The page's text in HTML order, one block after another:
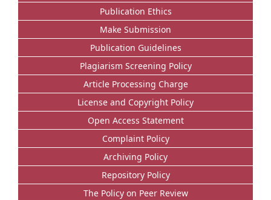
Publication Ethics
Make Submission
Publication Guidelines
Plagiarism Screening Policy
Article Processing Charge
License and Copyright Policy
Open Access Statement
Complaint Policy
Archiving Policy
Repository Policy
The Policy on Peer Review